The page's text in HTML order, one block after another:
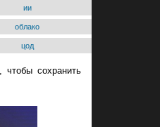
ии
облако
цод
чтобы сохранить